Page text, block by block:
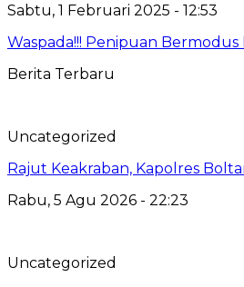
Sabtu, 1 Februari 2025 - 12:53
Waspada!!! Penipuan Bermodus
Berita Terbaru
Uncategorized
Rajut Keakraban, Kapolres
Rabu, 5 Agu 2026 - 22:23
Uncategorized